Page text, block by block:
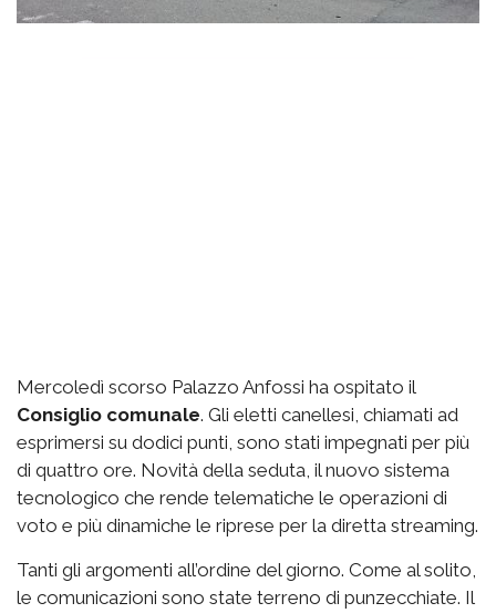
Mercoledì scorso Palazzo Anfossi ha ospitato il
Consiglio comunale. Gli eletti canellesi, chiamati ad
esprimersi su dodici punti, sono stati impegnati per più
di quattro ore. Novità della seduta, il nuovo sistema
tecnologico che rende telematiche le operazioni di
voto e più dinamiche le riprese per la diretta streaming.
Tanti gli argomenti all’ordine del giorno. Come al solito,
le comunicazioni sono state terreno di punzecchiate. Il